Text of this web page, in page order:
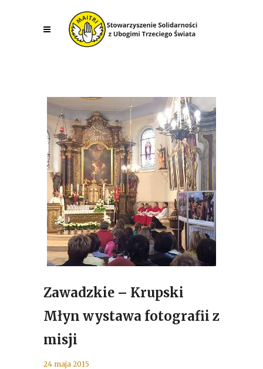
Zawadzkie – Krupski
Młyn wystawa fotografii z
misji
24 maja 2015